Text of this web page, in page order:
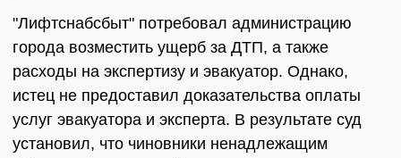
"Лифтснабсбыт" потребовал администрацию
города возместить ущерб за ДТП, а также
расходы на экспертизу и эвакуатор. Однако,
истец не предоставил доказательства оплаты
услуг эвакуатора и эксперта. В результате суд
установил, что чиновники ненадлежащим